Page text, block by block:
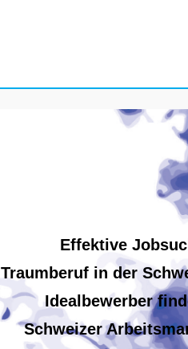
Effektive
Traumberuf in der
Idealbewerber
Schweizer